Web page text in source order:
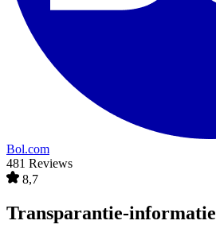
Bol.com
481 Reviews
8,7
Transparantie-informatie